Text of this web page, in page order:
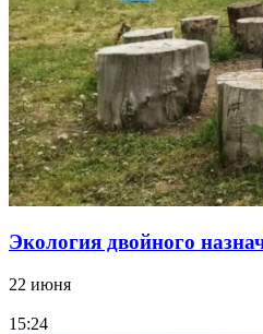
Экология двойного
22 июня
15:24